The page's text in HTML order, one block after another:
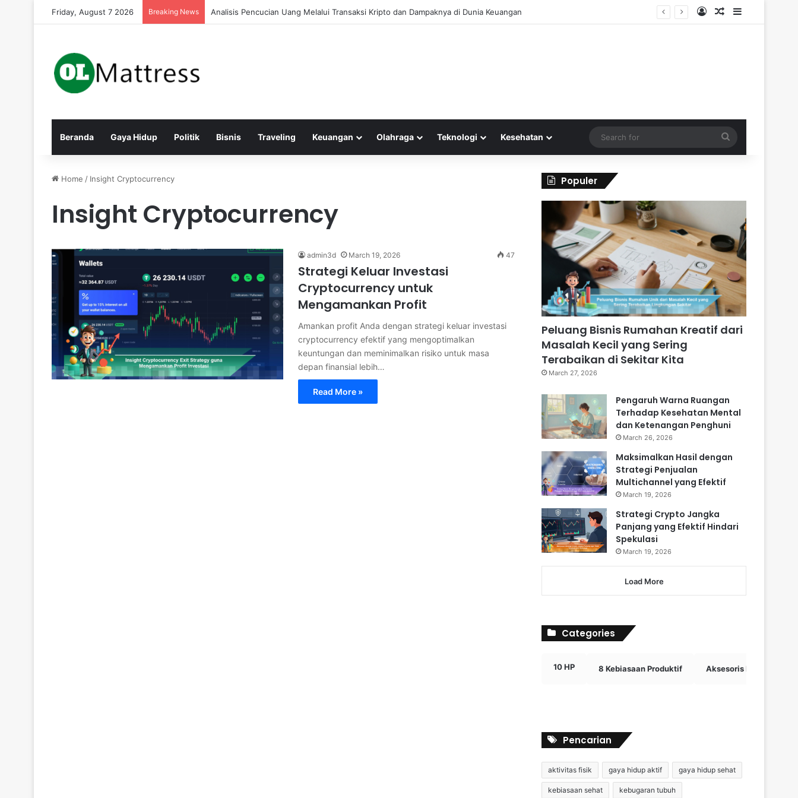
Friday, August 7 2026 Breaking News Analisis Pencucian Uang Melalui Transaksi Kripto dan Dampaknya di Dunia Keuangan Log InRandom Article
Sidebar
Beranda Gaya Hidup Politik Bisnis Traveling Keuangan Olahraga Teknologi Kesehatan
for
Home / Insight Cryptocurrency
Insight Cryptocurrency
admin3d March 19, 2026 47
Strategi Keluar Investasi
Cryptocurrency untuk
Mengamankan Profit
Amankan profit Anda dengan strategi keluar investasi
cryptocurrency efektif yang mengoptimalkan
keuntungan dan meminimalkan risiko untuk masa
depan finansial lebih…
Read More »
Populer
Peluang Bisnis Rumahan Kreatif dari
Masalah Kecil yang Sering
Terabaikan di Sekitar Kita
March 27, 2026
Pengaruh Warna Ruangan
Terhadap Kesehatan Mental
dan Ketenangan Penghuni
March 26, 2026
Maksimalkan Hasil dengan
Strategi Penjualan
Multichannel yang Efektif
March 19, 2026
Strategi Crypto Jangka
Panjang yang Efektif Hindari
Spekulasi
March 19, 2026
Load More
Categories
10 HP 8 Kebiasaan Produktif Aksesoris Digital Efektif
Pencarian
aktivitas fisik gaya hidup aktif gaya hidup sehat
kebiasaan sehat kebugaran tubuh